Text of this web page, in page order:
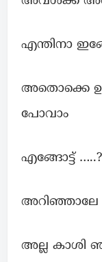
എന്തിനാ
അതൊക്കെ
പോവാം
എങ്ങോട്ട്
അല്ല കാശി